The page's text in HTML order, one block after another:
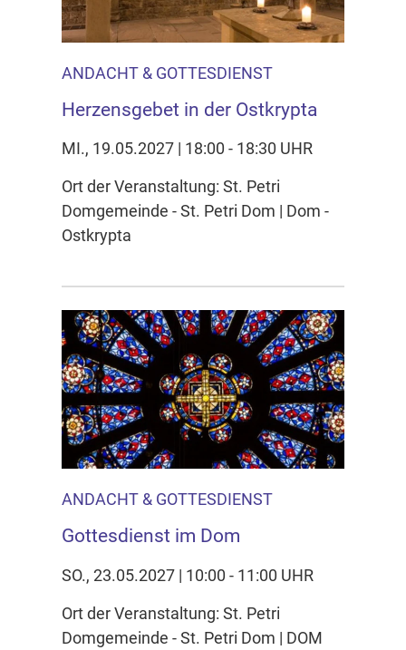
ANDACHT & GOTTESDIENST
Herzensgebet in der Ostkrypta
MI., 19.05.2027 | 18:00 - 18:30 UHR
Ort der Veranstaltung: St. Petri
Domgemeinde - St. Petri Dom | Dom -
Ostkrypta
ANDACHT & GOTTESDIENST
Gottesdienst im Dom
SO., 23.05.2027 | 10:00 - 11:00 UHR
Ort der Veranstaltung: St. Petri
Domgemeinde - St. Petri Dom | DOM